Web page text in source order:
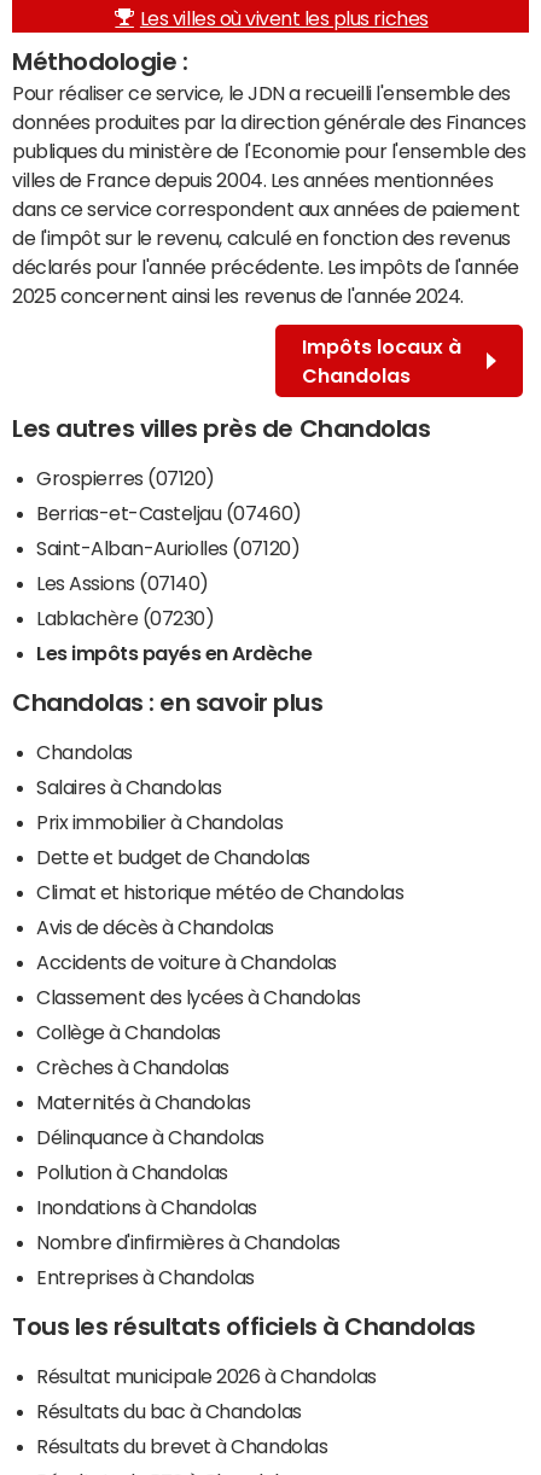
Les villes où vivent les plus riches
Méthodologie :
Pour réaliser ce service, le JDN a recueilli l'ensemble des
données produites par la direction générale des Finances
publiques du ministère de l'Economie pour l'ensemble des
villes de France depuis 2004. Les années mentionnées
dans ce service correspondent aux années de paiement
de l'impôt sur le revenu, calculé en fonction des revenus
déclarés pour l'année précédente. Les impôts de l'année
2025 concernent ainsi les revenus de l'année 2024.
Impôts locaux à
Chandolas
Les autres villes près de Chandolas
Grospierres (07120)
Berrias-et-Casteljau (07460)
Saint-Alban-Auriolles (07120)
Les Assions (07140)
Lablachère (07230)
Les impôts payés en Ardèche
Chandolas : en savoir plus
Chandolas
Salaires à Chandolas
Prix immobilier à Chandolas
Dette et budget de Chandolas
Climat et historique météo de Chandolas
Avis de décès à Chandolas
Accidents de voiture à Chandolas
Classement des lycées à Chandolas
Collège à Chandolas
Crèches à Chandolas
Maternités à Chandolas
Délinquance à Chandolas
Pollution à Chandolas
Inondations à Chandolas
Nombre d'infirmières à Chandolas
Entreprises à Chandolas
Tous les résultats officiels à Chandolas
Résultat municipale 2026 à Chandolas
Résultats du bac à Chandolas
Résultats du brevet à Chandolas